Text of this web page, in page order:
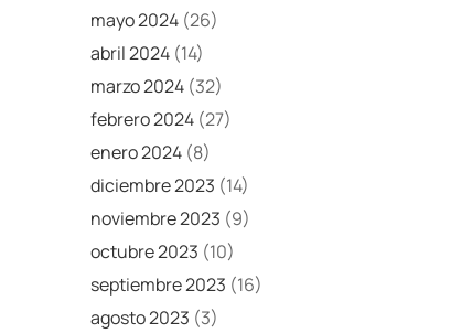
mayo 2024 (26)
abril 2024 (14)
marzo 2024 (32)
febrero 2024 (27)
enero 2024 (8)
diciembre 2023 (14)
noviembre 2023 (9)
octubre 2023 (10)
septiembre 2023 (16)
agosto 2023 (3)